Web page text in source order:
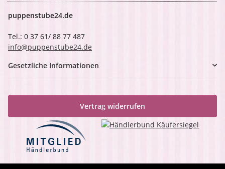
puppenstube24.de
Tel.: 0 37 61/ 88 77 487
info@puppenstube24.de
Gesetzliche Informationen
Vertrag widerrufen